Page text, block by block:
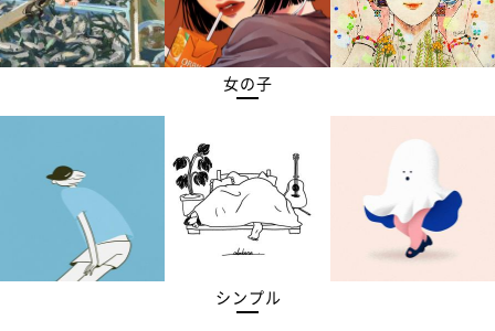
女の子
シンプル